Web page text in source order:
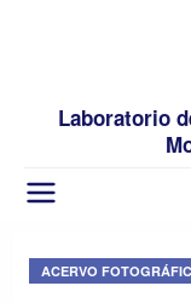
Laboratorio
ACERVO